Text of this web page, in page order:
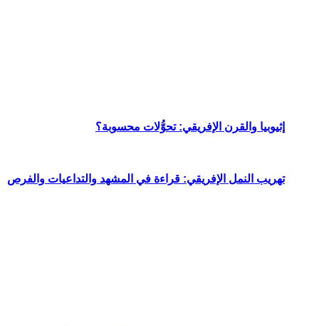
تهريب النمل الإفريقي: قراءة في المشهد والتداعيات والفرص
إثيوبيا والقرن الإفريقي: تحوُّلات محسوبة؟